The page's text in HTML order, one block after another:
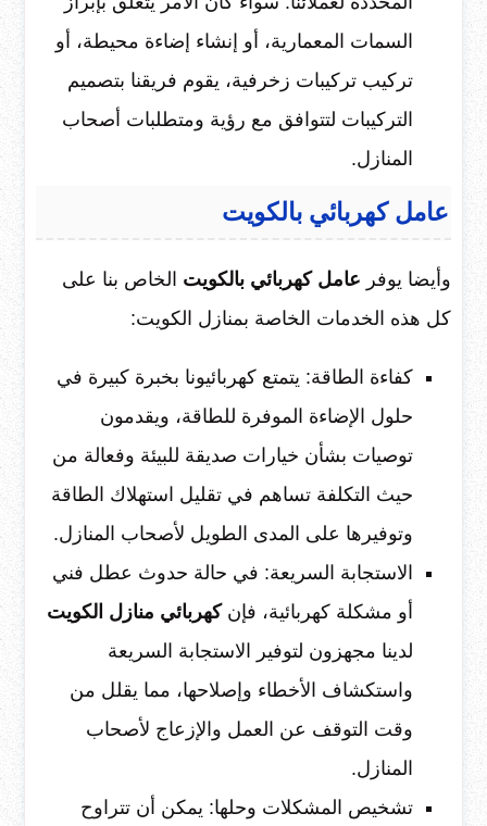
السمات المعمارية، أو إنشاء إضاءة محيطة، أو
تركيب تركيبات زخرفية، يقوم فريقنا بتصميم
التركيبات لتتوافق مع رؤية ومتطلبات أصحاب
المنازل.
عامل كهربائي بالكويت
وأيضا يوفر عامل كهربائي بالكويت الخاص بنا على
كل هذه الخدمات الخاصة بمنازل الكويت:
كفاءة الطاقة: يتمتع كهربائيونا بخبرة كبيرة في
حلول الإضاءة الموفرة للطاقة، ويقدمون
توصيات بشأن خيارات صديقة للبيئة وفعالة من
حيث التكلفة تساهم في تقليل استهلاك الطاقة
وتوفيرها على المدى الطويل لأصحاب المنازل.
الاستجابة السريعة: في حالة حدوث عطل فني
أو مشكلة كهربائية، فإنكهربائي منازل الكويت
لدينا مجهزون لتوفير الاستجابة السريعة
واستكشاف الأخطاء وإصلاحها، مما يقلل من
وقت التوقف عن العمل والإزعاج لأصحاب
المنازل.
تشخيص المشكلات وحلها: يمكن أن تتراوح